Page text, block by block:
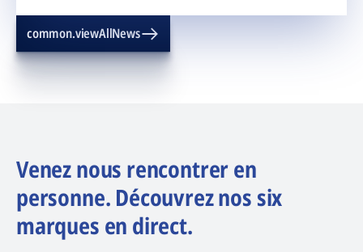
common.viewAllNews
Venez nous rencontrer en
personne. Découvrez nos six
marques en direct.